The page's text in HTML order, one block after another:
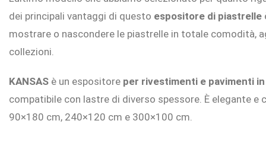
dei principali vantaggi di questo espositore di piastrelle
mostrare o nascondere le piastrelle in totale comodità,
collezioni.
KANSAS è un espositore per rivestimenti e pavimenti
compatibile con lastre di diverso spessore. È elegante
90×180 cm, 240×120 cm e 300×100 cm.